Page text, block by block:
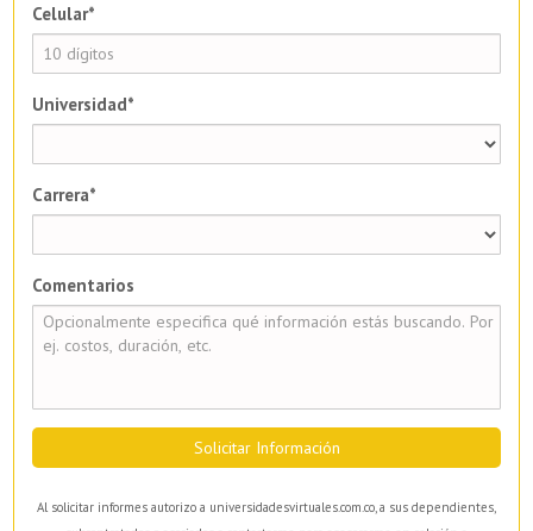
Celular*
Universidad*
Carrera*
Comentarios
Solicitar Información
Al solicitar informes autorizo a universidadesvirtuales.com.co, a sus dependientes,